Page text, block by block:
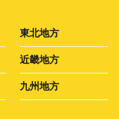
東北地方
近畿地方
九州地方